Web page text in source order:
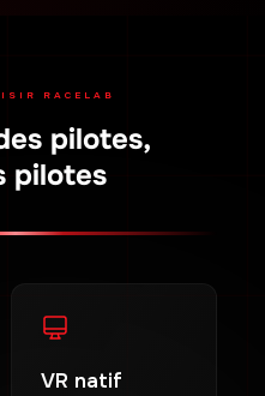
RACELAB
pilotes,
pilotes
VR natif